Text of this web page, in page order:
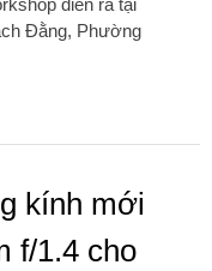
diễn ra tại
Đằng, Phường
kính mới
f/1.4 cho